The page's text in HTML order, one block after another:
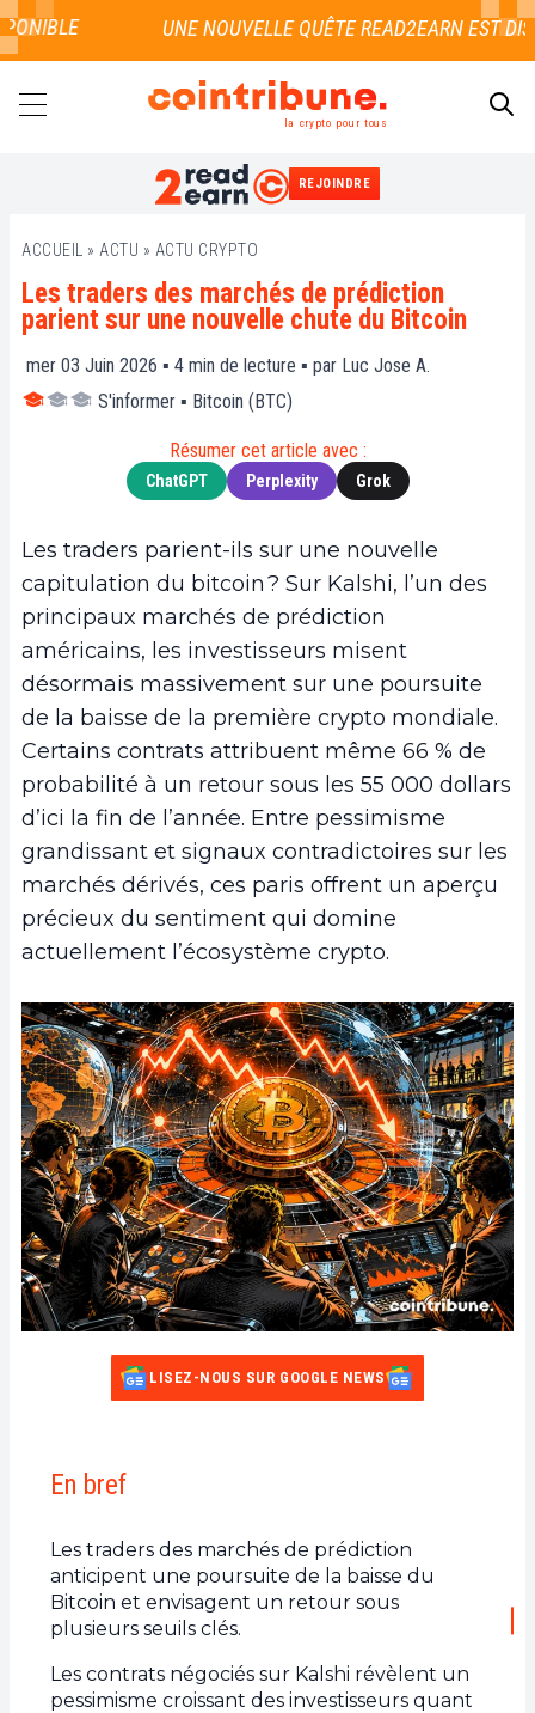
la crypto pour tous
REJOINDRE
ACCUEIL » ACTU » ACTU CRYPTO
Les traders des marchés de prédiction
parient sur une nouvelle chute du Bitcoin
mer 03 Juin 2026 ▪ 4 min de lecture ▪ par Luc Jose A.
S'informer ▪ Bitcoin (BTC)
Résumer cet article avec :
ChatGPT Perplexity Grok
Les traders parient-ils sur une nouvelle
capitulation du bitcoin ? Sur Kalshi, l’un des
principaux marchés de prédiction
américains, les investisseurs misent
désormais massivement sur une poursuite
de la baisse de la première crypto mondiale.
Certains contrats attribuent même 66 % de
probabilité à un retour sous les 55 000 dollars
d’ici la fin de l’année. Entre pessimisme
grandissant et signaux contradictoires sur les
marchés dérivés, ces paris offrent un aperçu
précieux du sentiment qui domine
actuellement l’écosystème crypto.
LISEZ-NOUS SUR GOOGLE NEWS
En bref
Les traders des marchés de prédiction
anticipent une poursuite de la baisse du
Bitcoin et envisagent un retour sous
plusieurs seuils clés.
Les contrats négociés sur Kalshi révèlent un
pessimisme croissant des investisseurs quant